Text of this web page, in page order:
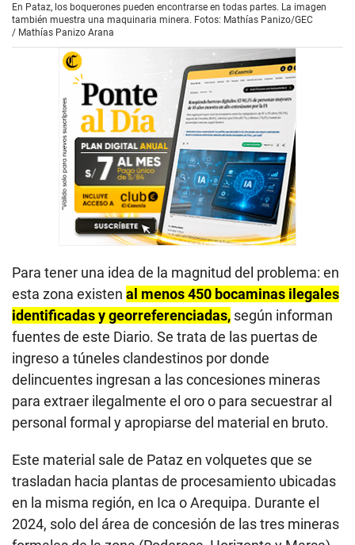
En Pataz, los boquerones pueden encontrarse en todas partes. La imagen
también muestra una maquinaria minera. Fotos: Mathías Panizo/GEC
/ Mathías Panizo Arana
Para tener una idea de la magnitud del problema: en
esta zona existen al menos 450 bocaminas ilegales
identificadas y georreferenciadas, según informan
fuentes de este Diario. Se trata de las puertas de
ingreso a túneles clandestinos por donde
delincuentes ingresan a las concesiones mineras
para extraer ilegalmente el oro o para secuestrar al
personal formal y apropiarse del material en bruto.
Este material sale de Pataz en volquetes que se
trasladan hacia plantas de procesamiento ubicadas
en la misma región, en Ica o Arequipa. Durante el
2024, solo del área de concesión de las tres mineras